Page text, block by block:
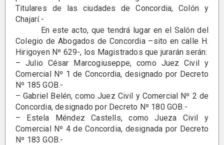
Titulares de las ciudades de Concordia, Colón y
Chajarí.-
En este acto, que tendrá lugar en el Salón del
Colegio de Abogados de Concordia –sito en calle H.
Hirigoyen Nº 629-, los Magistrados que jurarán serán:
– Julio César Marcogiuseppe, como Juez Civil y
Comercial Nº 1 de Concordia, designado por Decreto
Nº 185 GOB.-
– Gabriel Belén, como Juez Civil y Comercial Nº 2 de
Concordia, designado por Decreto Nº 180 GOB.-
– Estela Méndez Castells, como Jueza Civil y
Comercial Nº 4 de Concordia, designada por Decreto
Nº 183 GOB.-